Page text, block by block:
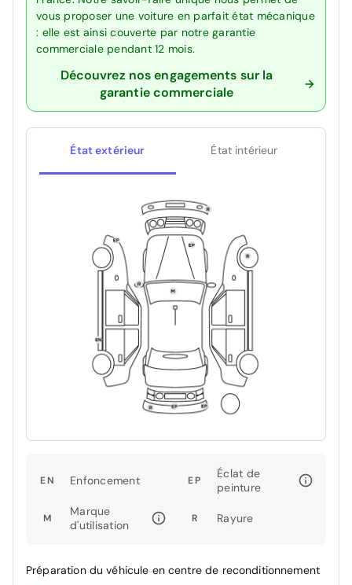
vous proposer une voiture en parfait état mécanique
: elle est ainsi couverte par notre garantie
commerciale pendant 12 mois.
Découvrez nos engagements sur la
garantie commerciale
État extérieur État intérieur
EN Enfoncement EP
Éclat de
peinture
M
Marque
d'utilisation
R Rayure
Préparation du véhicule en centre de reconditionnement